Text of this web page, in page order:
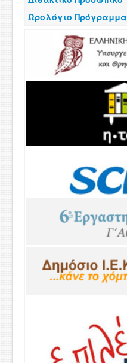
Ωρολόγιο Πρόγραμμα